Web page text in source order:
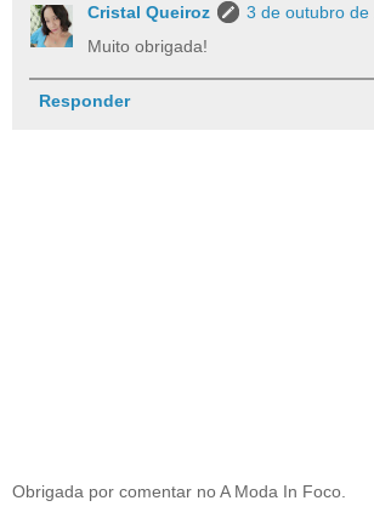
Cristal Queiroz
3 de outubro
Muito obrigada!
Responder
Obrigada por comentar no A Moda In Foco.